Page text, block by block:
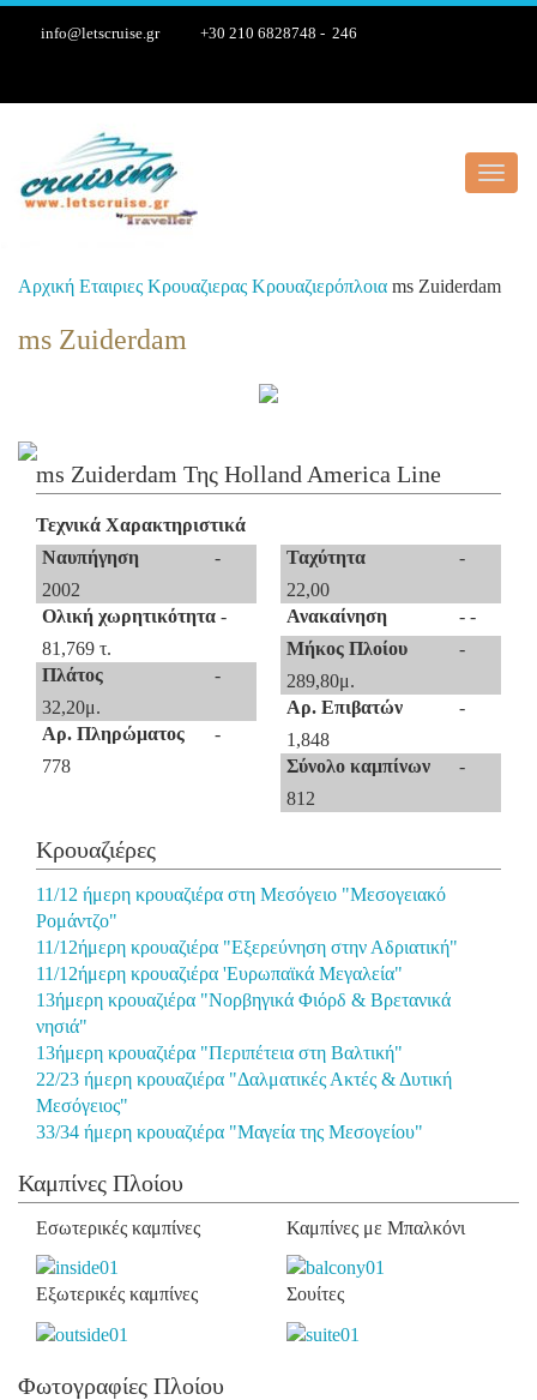
info@letscruise.gr +30 210 6828748 - 246
Αρχική Εταιριες Κρουαζιερας Κρουαζιερόπλοια ms Zuiderdam
ms Zuiderdam
ms Zuiderdam Της Holland America Line
Τεχνικά Χαρακτηριστικά
Ναυπήγηση
-
2002
Ολική χωρητικότητα -
81,769 τ.
Πλάτος
-
32,20μ.
Αρ. Πληρώματος
-
778
Ταχύτητα
-
22,00
Ανακαίνηση
- -
Μήκος Πλοίου
-
289,80μ.
Αρ. Επιβατών
-
1,848
Σύνολο καμπίνων
-
812
Κρουαζιέρες
11/12 ήμερη κρουαζιέρα στη Μεσόγειο "Μεσογειακό
Ρομάντζο"
11/12ήμερη κρουαζιέρα "Εξερεύνηση στην Αδριατική"
11/12ήμερη κρουαζιέρα 'Ευρωπαϊκά Μεγαλεία"
13ήμερη κρουαζιέρα "Νορβηγικά Φιόρδ & Βρετανικά
νησιά"
13ήμερη κρουαζιέρα "Περιπέτεια στη Βαλτική"
22/23 ήμερη κρουαζιέρα "Δαλματικές Ακτές & Δυτική
Μεσόγειος"
33/34 ήμερη κρουαζιέρα "Μαγεία της Μεσογείου"
Καμπίνες Πλοίου
Εσωτερικές καμπίνες Καμπίνες με Μπαλκόνι
Εξωτερικές καμπίνες Σουίτες
Φωτογραφίες Πλοίου